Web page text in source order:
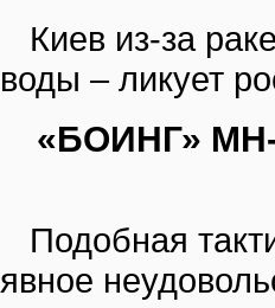
Киев из-за
воды – ликует
«БОИНГ»
Подобная
явное